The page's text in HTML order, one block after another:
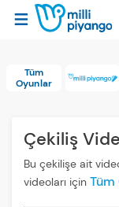
Tüm
Oyunlar
Çekiliş
Bu çekilişe ait
videoları için Tüm